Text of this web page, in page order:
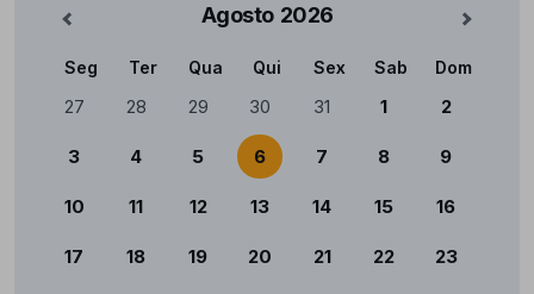
Agosto 2026 Mês
Calendário
Seg Ter Qua Qui Sex Sab Dom
27 28 29 30 31 1 2
3 4 5 6 7 8 9
10 11 12 13 14 15 16
17 18 19 20 21 22 23